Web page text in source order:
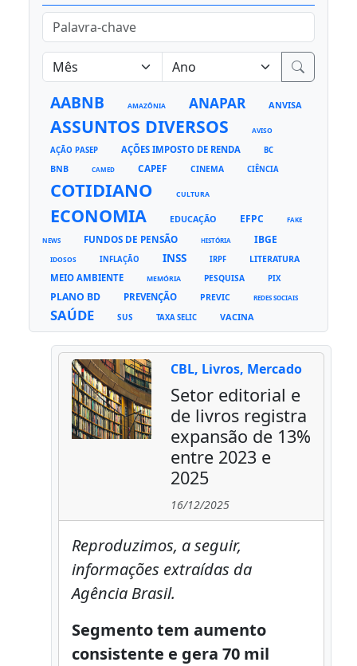
AABNB AMAZÔNIA ANAPAR ANVISA
ASSUNTOS DIVERSOS AVISO
AÇÃO PASEP AÇÕES IMPOSTO DE RENDA BC
BNB CAMED CAPEF CINEMA CIÊNCIA
COTIDIANO CULTURA
ECONOMIA EDUCAÇÃO EFPC FAKE
NEWS FUNDOS DE PENSÃO HISTÓRIA IBGE
IDOSOS INFLAÇÃO INSS IRPF LITERATURA
MEIO AMBIENTE MEMÓRIA PESQUISA PIX
PLANO BD PREVENÇÃO PREVIC REDES SOCIAIS
SAÚDE SUS TAXA SELIC VACINA
CBL, Livros, Mercado
Setor editorial e
de livros registra
expansão de 13%
entre 2023 e
2025
16/12/2025
Reproduzimos, a seguir,
informações extraídas da
Agência Brasil.
Segmento tem aumento
consistente e gera 70 mil